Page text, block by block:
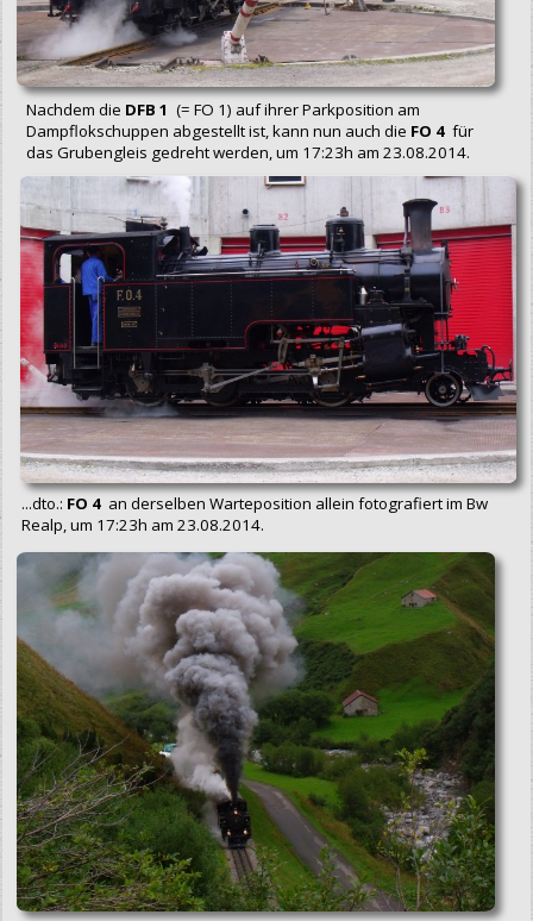
Nachdem die DFB 1 (= FO 1) auf ihrer Parkposition am
Dampflokschuppen abgestellt ist, kann nun auch die FO 4für
das Grubengleis gedreht werden, um 17:23h am 23.08.2014.
...dto.: FO 4 an derselben Warteposition allein fotografiert im Bw
Realp, um 17:23h am 23.08.2014.